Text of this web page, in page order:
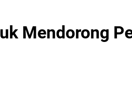
Mendorong